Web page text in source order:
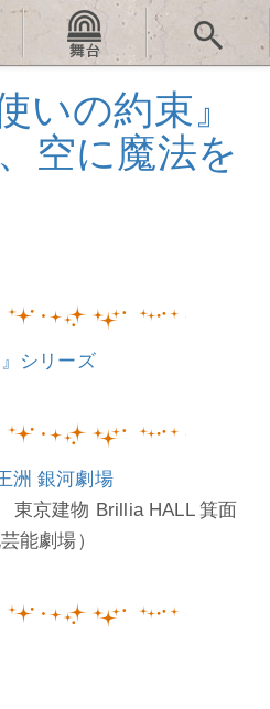
いの約束』
空に魔法を
シリーズ
洲 銀河劇場
東京建物 Brillia HALL 箕面
能劇場）